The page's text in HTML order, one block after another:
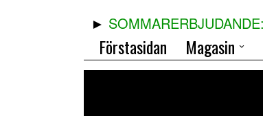
Förstasidan Magasin